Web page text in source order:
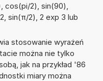
cos(pi/2), sin(90),
sin(π/2), 2 exp 3 lub
stosowanie wyrażeń
można nie tylko
jak na przykład '86
miary można